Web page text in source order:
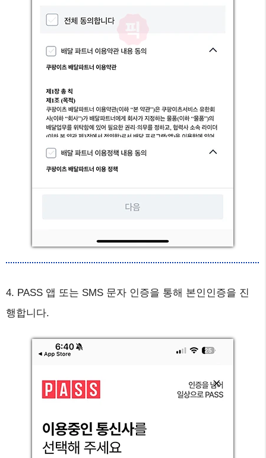
4. PASS 앱 또는 SMS 문자 인증을 통해 본인인증을 진
행합니다.